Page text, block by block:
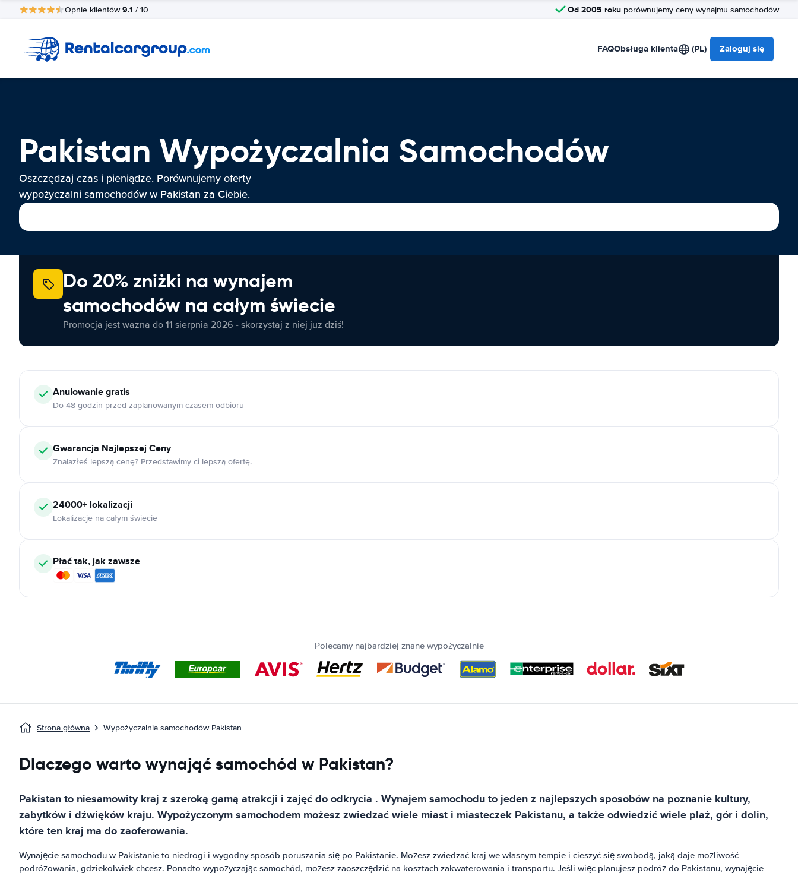
Opnie klientów9.1 / 10 Od 2005 roku porównujemy ceny wynajmu samochodów
FAQObsługa klienta (PL) Zaloguj się
Pakistan Wypożyczalnia Samochodów
Oszczędzaj czas i pieniądze. Porównujemy oferty
wypożyczalni samochodów w Pakistan za Ciebie.
Do 20% zniżki na wynajem
samochodów na całym świecie
Promocja jest ważna do 11 sierpnia 2026 - skorzystaj z niej już dziś!
Anulowaniegratis
Do 48 godzin przed zaplanowanym czasem odbioru
Gwarancja Najlepszej Ceny
Znalazłeś lepszą cenę? Przedstawimy ci lepszą ofertę.
24000+ lokalizacji
Lokalizacje na całym świecie
Płać tak, jak zawsze
Polecamy najbardziej znane wypożyczalnie
Strona główna Wypożyczalnia samochodów Pakistan
Dlaczego warto wynająć samochód w Pakistan?
Pakistan to niesamowity kraj z szeroką gamą atrakcji i zajęć do odkrycia . Wynajem samochodu to jeden z najlepszych sposobów na poznanie kultury,
zabytków i dźwięków kraju. Wypożyczonym samochodem możesz zwiedzać wiele miast i miasteczek Pakistanu, a także odwiedzić wiele plaż, gór i dolin,
które ten kraj ma do zaoferowania.
Wynajęcie samochodu w Pakistanie to niedrogi i wygodny sposób poruszania się po Pakistanie. Możesz zwiedzać kraj we własnym tempie i cieszyć się swobodą, jaką daje możliwość
podróżowania, gdziekolwiek chcesz. Ponadto wypożyczając samochód, możesz zaoszczędzić na kosztach zakwaterowania i transportu. Jeśli więc planujesz podróż do Pakistanu, wynajęcie